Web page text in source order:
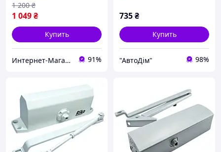
1 049₴
1 200 ₴
Купить
Интернет-Магазин Безопасности 91%
735₴
Купить
"АвтоДім" 98%